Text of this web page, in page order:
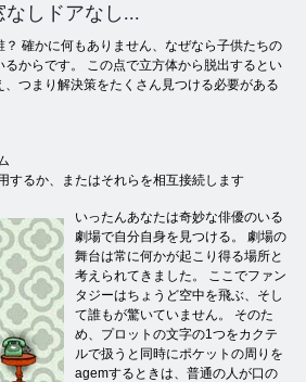
なしドアなし...
確かに何もありません、なぜなら子供たちの
からです。 この点で立方体から脱出するとい
、つまり解決策をたくさん見つける必要がある
するか、またはそれらを相互接続します
いったんあなたは奇妙な俳優のいる
劇場で自分自身を見つける。 劇場の
舞台は常に何かが起こり得る場所と
考えられてきました。 ここでファン
タジーはちょうど空中を飛ぶ、そし
て誰もが驚いていません。 そのた
め、プロットの文字の1つをカクテ
ルで扱うと同時にポケットの周りを
agemするときは、普通の人が口の